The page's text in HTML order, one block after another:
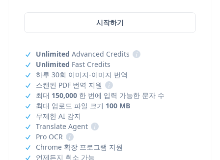
시작하기
Unlimited Advanced Credits
i
Unlimited Fast Credits
하루 30회 이미지-이미지 번역
스캔된 PDF 번역 지원
i
최대 150,000 한 번에 입력 가능한 문자 수
최대 업로드 파일 크기 100 MB
무제한 AI 감지
Translate Agent
i
Pro OCR
i
Chrome 확장 프로그램 지원
언제든지 취소 가능